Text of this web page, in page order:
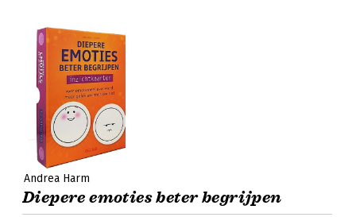
Andrea Harm
Diepere emoties beter begrijpen